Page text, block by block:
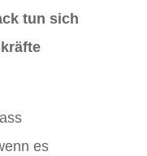
tun sich
es